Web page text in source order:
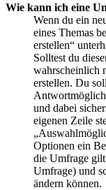
Wie kann ich eine
Wenn du ein
eines Themas
erstellen“
Solltest du
wahrscheinlich
erstellen. Du
und dabei
eigenen Zeile
Optionen ein
die Umfrage
Umfrage) und
ändern können.